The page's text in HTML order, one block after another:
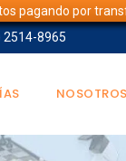
pagando por
2514-8965
NOSOTROS